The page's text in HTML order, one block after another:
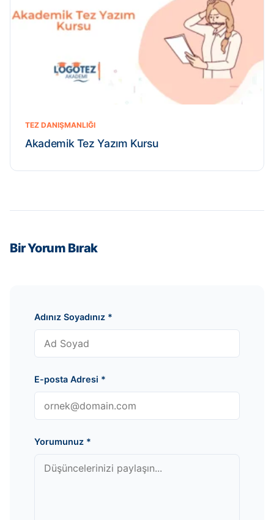
TEZ DANIŞMANLIĞI
Akademik Tez Yazım Kursu
Bir Yorum Bırak
Adınız Soyadınız *
E-posta Adresi *
Yorumunuz *